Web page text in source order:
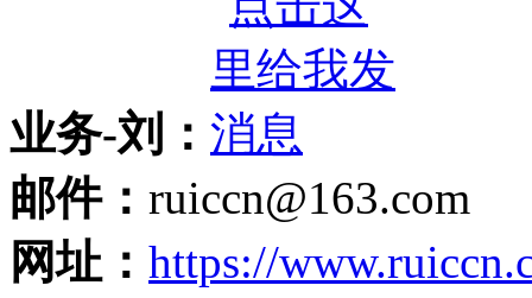
业务-刘：
邮件： ruiccn@163.com
网址： https://